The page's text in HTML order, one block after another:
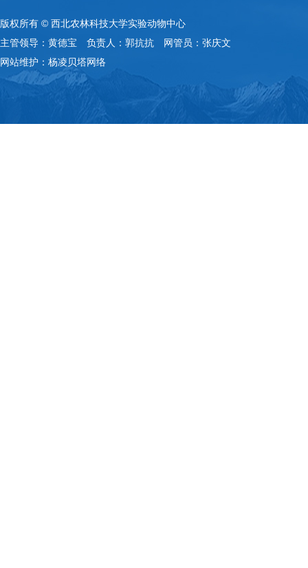
版权所有 © 西北农林科技大学实验动物中心
主管领导：黄德宝 负责人：郭抗抗 网管员：张庆文
网站维护：杨凌贝塔网络